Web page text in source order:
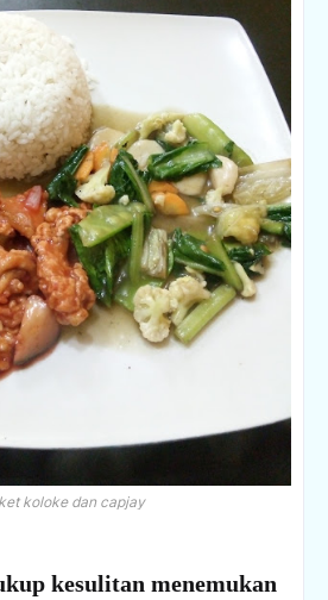
koloke dan capjay
kesulitan menemukan